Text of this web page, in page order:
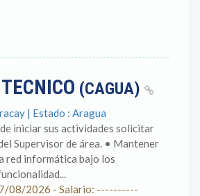
TECNICO (CAGUA)
| Estado : Aragua
iniciar sus actividades solicitar
Supervisor de área. • Mantener
red informática bajo los
08/2026 - Salario: ----------